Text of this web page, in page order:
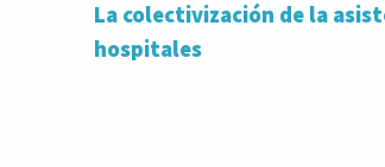
La colectivización de la
hospitales